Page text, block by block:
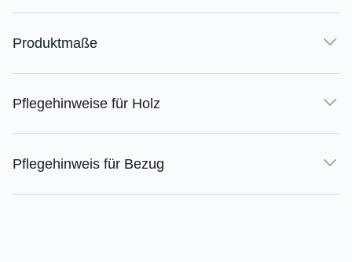
Produktmaße
Pflegehinweise für Holz
Pflegehinweis für Bezug